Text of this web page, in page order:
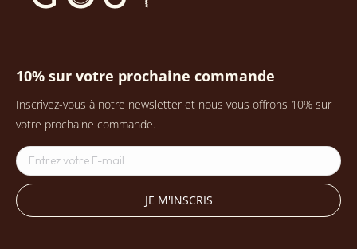
10% sur votre prochaine commande
Inscrivez-vous à notre newsletter et nous vous offrons 10% sur
votre prochaine commande.